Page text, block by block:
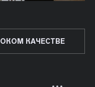
КАЧЕСТВЕ